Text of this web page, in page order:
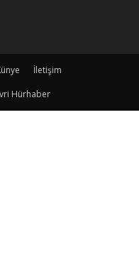
İletişim
Hürhaber